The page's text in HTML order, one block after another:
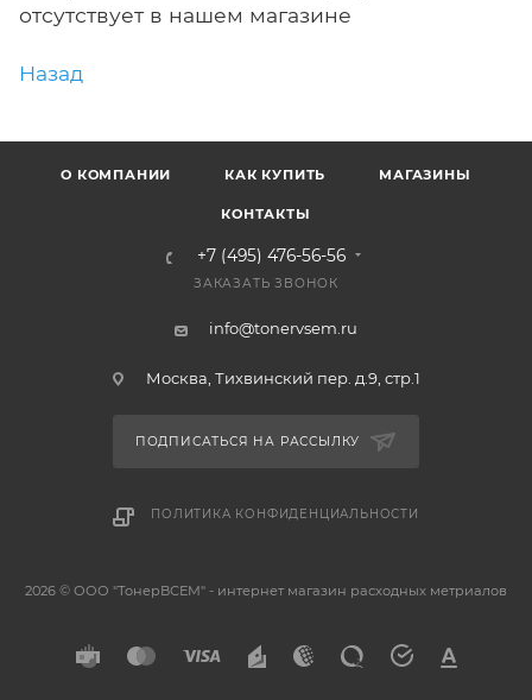
отсутствует в нашем магазине
Назад
О КОМПАНИИ КАК КУПИТЬ МАГАЗИНЫ
КОНТАКТЫ
+7 (495) 476-56-56
ЗАКАЗАТЬ ЗВОНОК
info@tonervsem.ru
Москва, Тихвинский пер. д.9, стр.1
ПОДПИСАТЬСЯ НА РАССЫЛКУ
ПОЛИТИКА КОНФИДЕНЦИАЛЬНОСТИ
2026 © ООО "ТонерВСЕМ" - интернет магазин расходных метриалов